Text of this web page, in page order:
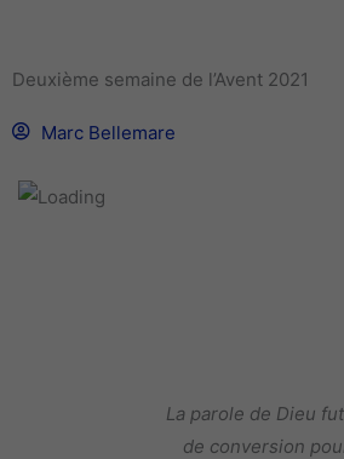
Deuxième semaine de l’Avent 2021
Marc Bellemare
La parole de Dieu
de conversion